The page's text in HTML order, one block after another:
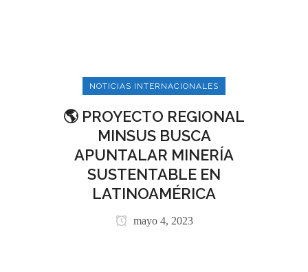
NOTICIAS INTERNACIONALES
🌎 PROYECTO REGIONAL
MINSUS BUSCA
APUNTALAR MINERÍA
SUSTENTABLE EN
LATINOAMÉRICA
mayo 4, 2023